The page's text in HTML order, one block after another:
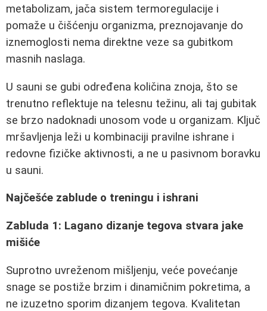
metabolizam, jača sistem termoregulacije i
pomaže u čišćenju organizma, preznojavanje do
iznemoglosti nema direktne veze sa gubitkom
masnih naslaga.
U sauni se gubi određena količina znoja, što se
trenutno reflektuje na telesnu težinu, ali taj gubitak
se brzo nadoknadi unosom vode u organizam. Ključ
mršavljenja leži u kombinaciji pravilne ishrane i
redovne fizičke aktivnosti, a ne u pasivnom boravku
u sauni.
Najčešće zablude o treningu i ishrani
Zabluda 1: Lagano dizanje tegova stvara jake
mišiće
Suprotno uvreženom mišljenju, veće povećanje
snage se postiže brzim i dinamičnim pokretima, a
ne izuzetno sporim dizanjem tegova. Kvalitetan